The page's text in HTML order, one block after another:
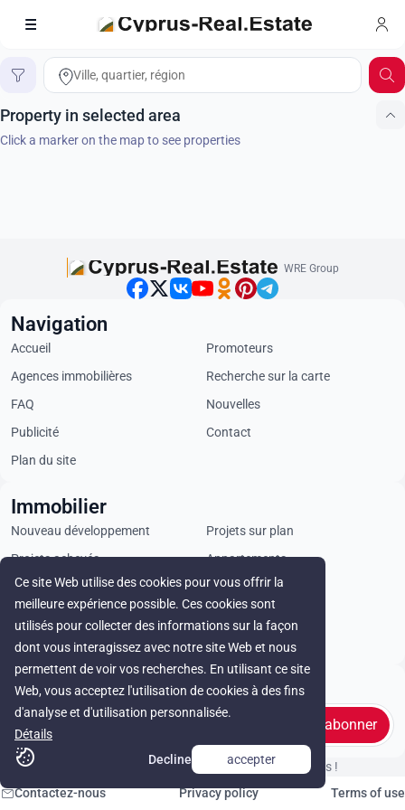
Property in selected area
Click a marker on the map to see properties
Recherche sur la carte
Accueil
Ce site Web utilise des cookies pour vous offrir la
meilleure expérience possible. Ces cookies sont
utilisés pour collecter des informations sur la façon
dont vous interagissez avec notre site Web et nous
permettent de voir vos recherches. En utilisant ce site
Web, vous acceptez l'utilisation de cookies à des fins
d'analyse et d'utilisation personnalisée.
Détails
Decline
accepter
WRE Group
Stay in touch
s'abonner
Navigation
Accueil
Promoteurs
Agences immobilières
Recherche sur la carte
FAQ
Nouvelles
Publicité
Contact
Plan du site
Immobilier
Nouveau développement
Projets sur plan
Projets achevés
Appartements
Penthouses
Villas
Propriétés commerciales
Loyer
© Cyprus Realestate 2026. Tous droits réservés !
Contactez-nous
Privacy policy Terms of use